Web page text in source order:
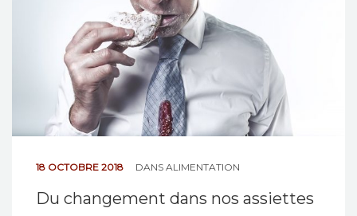
18 OCTOBRE 2018 DANS ALIMENTATION
Du changement dans nos assiettes